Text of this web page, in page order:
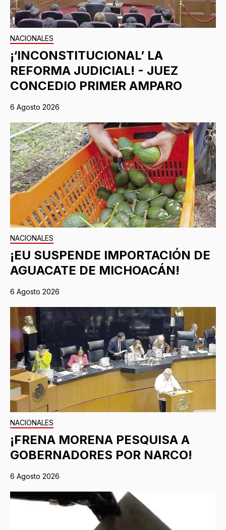
NACIONALES
¡‘INCONSTITUCIONAL’ LA
REFORMA JUDICIAL! - JUEZ
CONCEDIO PRIMER AMPARO
6 Agosto 2026
NACIONALES
¡EU SUSPENDE IMPORTACIÓN DE
AGUACATE DE MICHOACÁN!
6 Agosto 2026
NACIONALES
¡FRENA MORENA PESQUISA A
GOBERNADORES POR NARCO!
6 Agosto 2026